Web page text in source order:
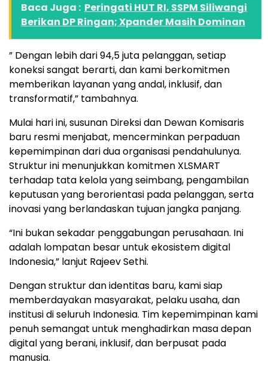
Baca Juga : Peringati HUT RI, SSPM Siliwangi
Berikan DP Ringan; Xpander Masih Dominan
” Dengan lebih dari 94,5 juta pelanggan, setiap
koneksi sangat berarti, dan kami berkomitmen
memberikan layanan yang andal, inklusif, dan
transformatif,” tambahnya.
Mulai hari ini, susunan Direksi dan Dewan Komisaris
baru resmi menjabat, mencerminkan perpaduan
kepemimpinan dari dua organisasi pendahulunya.
Struktur ini menunjukkan komitmen XLSMART
terhadap tata kelola yang seimbang, pengambilan
keputusan yang berorientasi pada pelanggan, serta
inovasi yang berlandaskan tujuan jangka panjang.
“Ini bukan sekadar penggabungan perusahaan. Ini
adalah lompatan besar untuk ekosistem digital
Indonesia,” lanjut Rajeev Sethi.
Dengan struktur dan identitas baru, kami siap
memberdayakan masyarakat, pelaku usaha, dan
institusi di seluruh Indonesia. Tim kepemimpinan kami
penuh semangat untuk menghadirkan masa depan
digital yang berani, inklusif, dan berpusat pada
manusia.